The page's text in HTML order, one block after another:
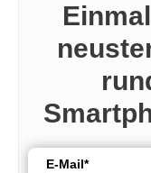
E-Mail*